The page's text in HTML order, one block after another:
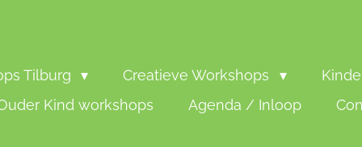
Tilburg Creatieve Workshops
Kind workshops Agenda / Inloop